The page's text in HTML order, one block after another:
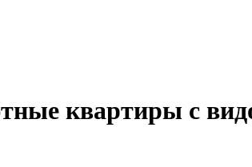
квартиры с